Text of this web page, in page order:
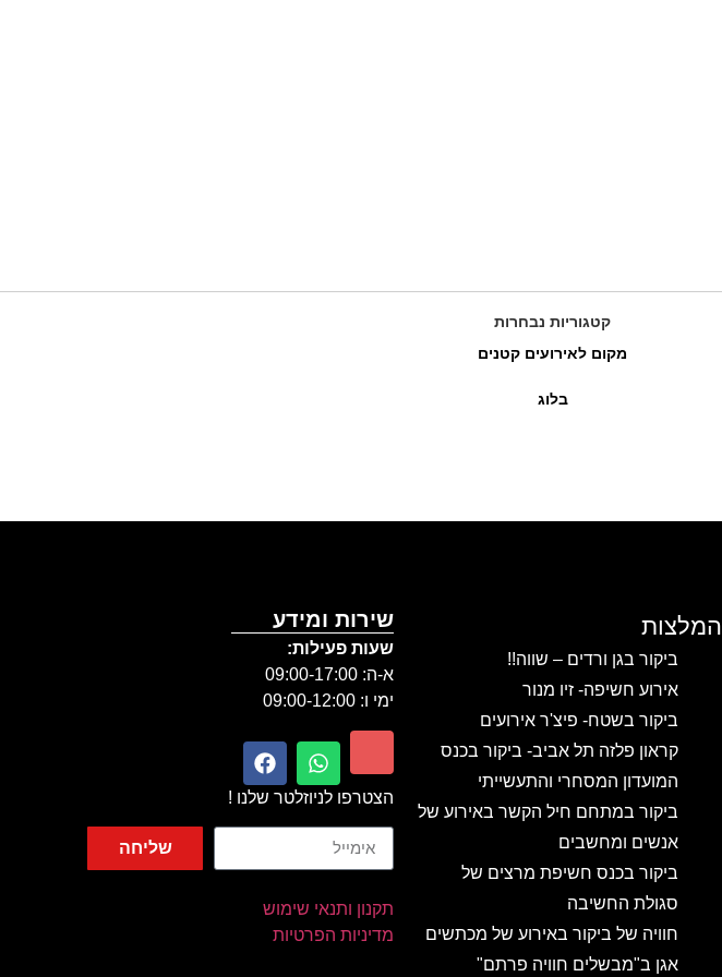
קטגוריות נבחרות
מקום לאירועים קטנים
בלוג
המלצות
ביקור בגן ורדים – שווה!!
אירוע חשיפה- זיו מנור
ביקור בשטח- פיצ'ר אירועים
קראון פלזה תל אביב- ביקור בכנס
המועדון המסחרי והתעשייתי
ביקור במתחם חיל הקשר באירוע של
אנשים ומחשבים
ביקור בכנס חשיפת מרצים של
סגולת החשיבה
חוויה של ביקור באירוע של מכתשים
אגן ב"מבשלים חוויה פרתם"
שירות ומידע
שעות פעילות:
א-ה: 09:00-17:00
ימי ו: 09:00-12:00
הצטרפו לניוזלטר שלנו !
שליחה
תקנון ותנאי שימוש
מדיניות הפרטיות